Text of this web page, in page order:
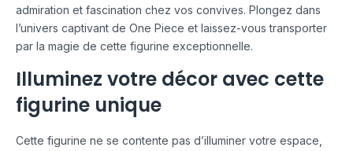
admiration et fascination chez vos convives. Plongez dans
l’univers captivant de One Piece et laissez-vous transporter
par la magie de cette figurine exceptionnelle.
Illuminez votre décor avec cette
figurine unique
Cette figurine ne se contente pas d’illuminer votre espace,